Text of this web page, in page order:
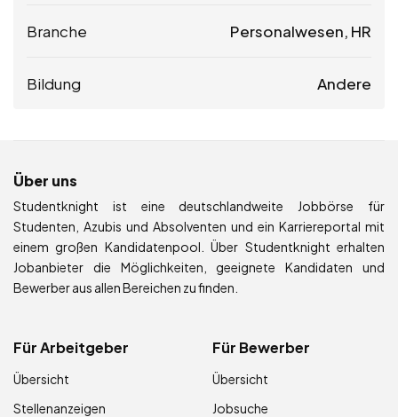
Branche Personalwesen, HR
Bildung Andere
Über uns
Studentknight ist eine deutschlandweite Jobbörse für
Studenten, Azubis und Absolventen und ein Karriereportal mit
einem großen Kandidatenpool. Über Studentknight erhalten
Jobanbieter die Möglichkeiten, geeignete Kandidaten und
Bewerber aus allen Bereichen zu finden.
Für Arbeitgeber
Übersicht
Stellenanzeigen
Für Bewerber
Übersicht
Jobsuche